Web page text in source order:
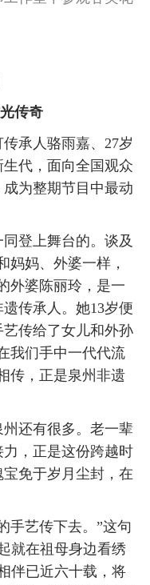
传奇
承人骆雨嘉、27岁
代，面向全国观众
为整期节目中最动
登上舞台的。谈及
妈妈、外婆一样，
外婆陈丽玲，是一
传承人。她13岁便
传给了女儿和外孙
我们手中一代代流
传，正是泉州非遗
还有很多。老一辈
，正是这份跨越时
免于岁月尘封，在
手艺传下去。”这句
就在祖母身边看绣
伴已近六十载，将